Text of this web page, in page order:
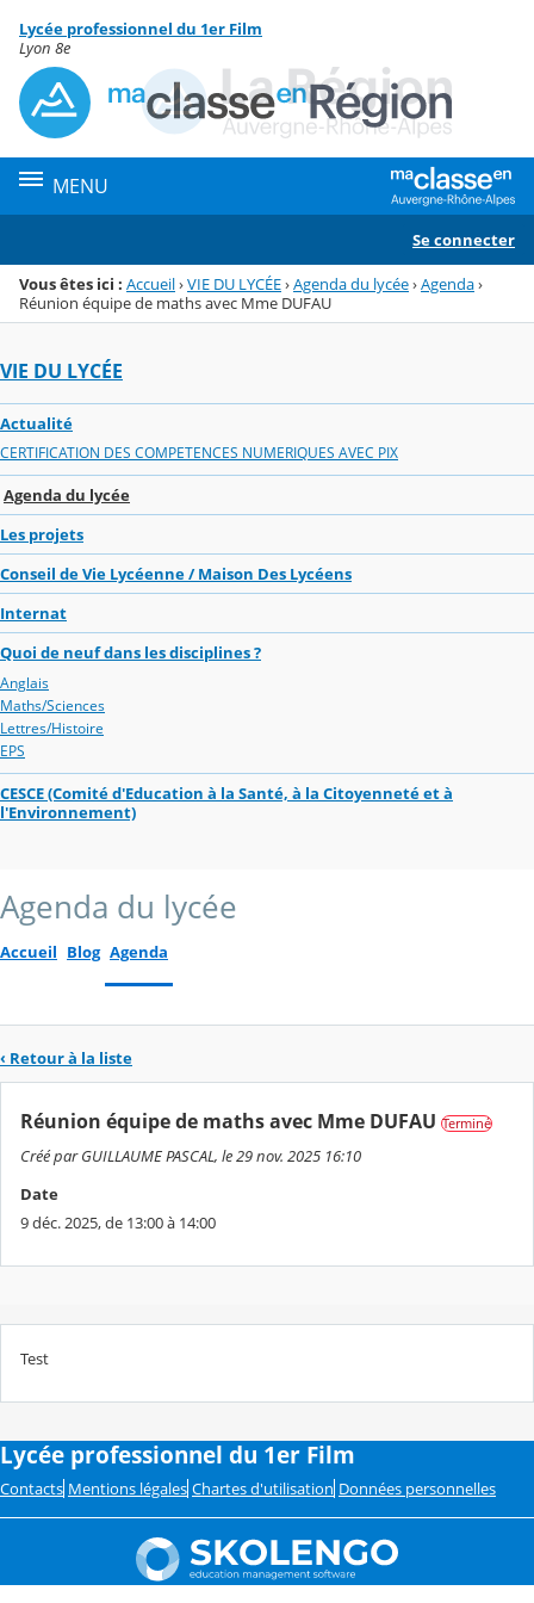
Menu de la rubrique
Contenu
Lycée professionnel du 1er Film
Lyon 8e
MENU
Se connecter
Vous êtes ici : Accueil›VIE DU LYCÉE›Agenda du lycée›Agenda›
Réunion équipe de maths avec Mme DUFAU
VIE DU LYCÉE
Actualité
CERTIFICATION DES COMPETENCES NUMERIQUES AVEC PIX
Agenda du lycée
Les projets
Conseil de Vie Lycéenne / Maison Des Lycéens
Internat
Quoi de neuf dans les disciplines ?
Anglais
Maths/Sciences
Lettres/Histoire
EPS
CESCE (Comité d'Education à la Santé, à la Citoyenneté et à
l'Environnement)
Agenda du lycée
Accueil Blog Agenda
‹ Retour à la liste
Réunion équipe de maths avec Mme DUFAU Terminé
Créé par GUILLAUME PASCAL, le 29 nov. 2025 16:10
Date
9 déc. 2025, de 13:00 à 14:00
Test
Lycée professionnel du 1er Film
Contacts Mentions légales Chartes d'utilisation Données personnelles